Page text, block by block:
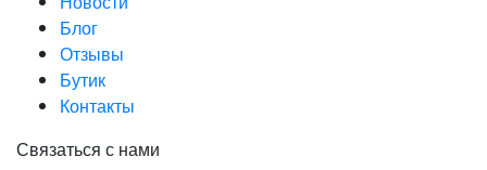
Блог
Отзывы
Бутик
Контакты
Связаться с нами